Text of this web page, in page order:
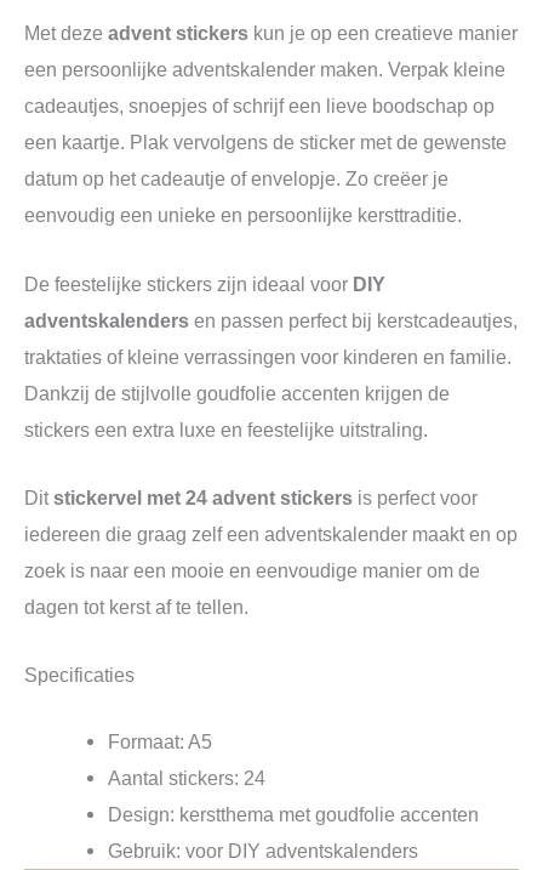
Met deze advent stickers kun je op een creatieve manier
een persoonlijke adventskalender maken. Verpak kleine
cadeautjes, snoepjes of schrijf een lieve boodschap op
een kaartje. Plak vervolgens de sticker met de gewenste
datum op het cadeautje of envelopje. Zo creëer je
eenvoudig een unieke en persoonlijke kersttraditie.
De feestelijke stickers zijn ideaal voor DIY
adventskalenders en passen perfect bij kerstcadeautjes,
traktaties of kleine verrassingen voor kinderen en familie.
Dankzij de stijlvolle goudfolie accenten krijgen de
stickers een extra luxe en feestelijke uitstraling.
Ditstickervel met 24 advent stickers is perfect voor
iedereen die graag zelf een adventskalender maakt en op
zoek is naar een mooie en eenvoudige manier om de
dagen tot kerst af te tellen.
Specificaties
Formaat: A5
Aantal stickers: 24
Design: kerstthema met goudfolie accenten
Gebruik: voor DIY adventskalenders